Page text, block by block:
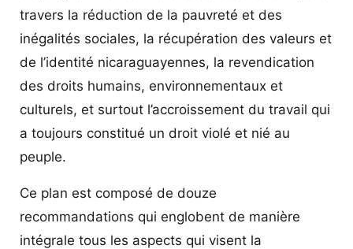
travers la réduction de la pauvreté et des
inégalités sociales, la récupération des valeurs et
de l’identité nicaraguayennes, la revendication
des droits humains, environnementaux et
culturels, et surtout l’accroissement du travail qui
a toujours constitué un droit violé et nié au
peuple.
Ce plan est composé de douze
recommandations qui englobent de manière
intégrale tous les aspects qui visent la